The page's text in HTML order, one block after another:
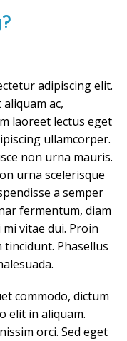
adipiscing elit.
ac,
laoreet lectus eget
ullamcorper.
non urna mauris.
urna scelerisque
a semper
fermentum, diam
vitae dui. Proin
Phasellus
commodo, dictum
elit in aliquam.
orci. Sed eget